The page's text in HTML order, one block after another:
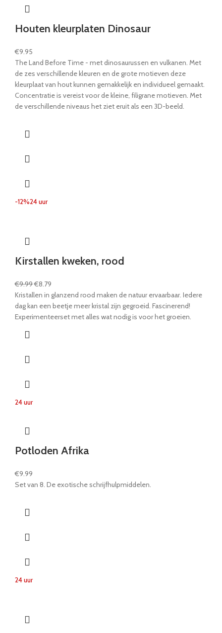
Houten kleurplaten Dinosaur
€9.95
The Land Before Time - met dinosaurussen en vulkanen. Met
de zes verschillende kleuren en de grote motieven deze
kleurplaat van hout kunnen gemakkelijk en individueel gemaakt.
Concentratie is vereist voor de kleine, filigrane motieven. Met
de verschillende niveaus het ziet eruit als een 3D-beeld.
-12%24 uur
Kirstallen kweken, rood
€9.99€8.79
Kristallen in glanzend rood maken de natuur ervaarbaar. Iedere
dag kan een beetje meer kristal zijn gegroeid. Fascinerend!
Experimenteerset met alles wat nodig is voor het groeien.
24 uur
Potloden Afrika
€9.99
Set van 8. De exotische schrijfhulpmiddelen.
24 uur